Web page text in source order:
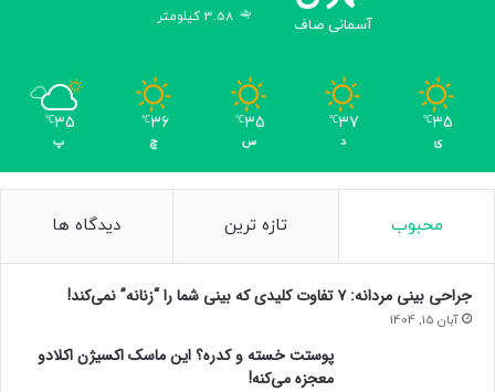
ق
ه
آسمانی صاف
3.58 کیلومتر
35
℃
ی
37
℃
د
35
℃
س
36
℃
چ
35
℃
پ
محبوب تازه ترین دیدگاه ها
جراحی بینی مردانه: ۷ تفاوت کلیدی که بینی شما را “زنانه” نمی‌کند!
آبان 15, 1404
پوستت خسته و کدره؟ این ماسک اکسیژن اکلادو
معجزه می‌کنه!